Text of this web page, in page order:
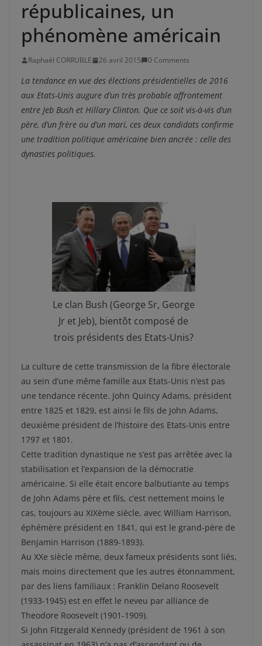
républicaines, un
phénomène américain
Raphaël CORRUBLE 26 avril 2015 0 Comments
La tendance en vue des élections présidentielles de 2016
aux Etats-Unis augure d’un très probable affrontement
entre Jeb Bush et Hillary Clinton. Que ce soit vis-à-vis d’un
père, d’un frère ou d’un mari, ces deux candidats confirme
une tradition politique américaine bien ancrée : celle des
dynasties politiques.
Le clan Bush (George Sr, George
Jr et Jeb), bientôt composé de
trois présidents des Etats-Unis?
La culture de cette transmission de la fibre électorale
au sein d’une même famille aux Etats-Unis n’est pas
une tendance récente. John Quincy Adams, président
entre 1825 et 1829, est ainsi le fils de John Adams,
deuxième président de l’histoire des Etats-Unis entre
1797 et 1801.
Cette tradition dynastique ne s’est pas arrêtée avec la
stabilisation et l’expansion de la démocratie
américaine. Si elle était encore balbutiante au temps
de John Adams père et fils, c’est nettement moins le
cas, toujours au XIXème siècle, avec William Harrison,
éphémère président en 1841, qui est le grand-père de
Benjamin Harrison (1889-1893).
Au XXe siècle même, deux fameux présidents sont liés,
mais moins directement que les autres étonnamment,
par des liens familiaux : Franklin Delano Roosevelt
(1933-1945) est en effet le neveu par alliance de
Theodore Roosevelt (1901-1909).
Si John Fitzgerald Kennedy (président de 1961 à son